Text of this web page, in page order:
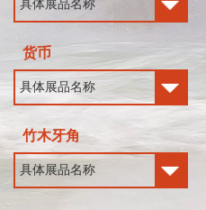
货币
竹木牙角